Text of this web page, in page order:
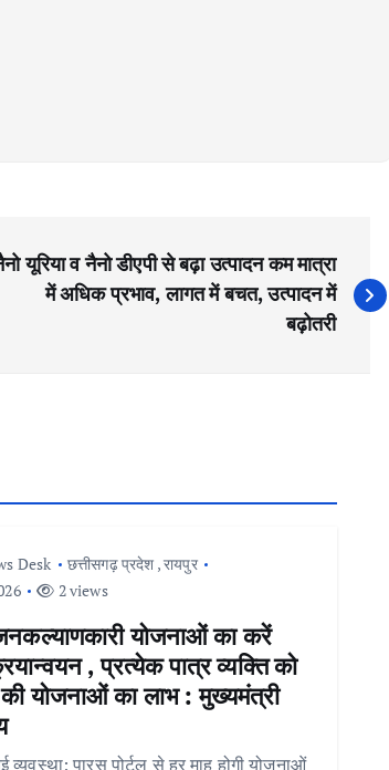
यूरिया व नैनो डीएपी से बढ़ा उत्पादन कम मात्रा
में अधिक प्रभाव, लागत में बचत, उत्पादन में
बढ़ोतरी
Desk छत्तीसगढ़ प्रदेश ,रायपुर
2 views
योजनाओं का करें
, प्रत्येक पात्र व्यक्ति को
योजनाओं का लाभ : मुख्यमंत्री
पारस पोर्टल से हर माह होगी योजनाओं